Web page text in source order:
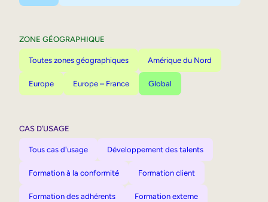
ZONE GÉOGRAPHIQUE
Toutes zones géographiques Amérique du Nord
Europe Europe – France Global
CAS D’USAGE
Tous cas d'usage Développement des talents
Formation à la conformité Formation client
Formation des adhérents Formation externe